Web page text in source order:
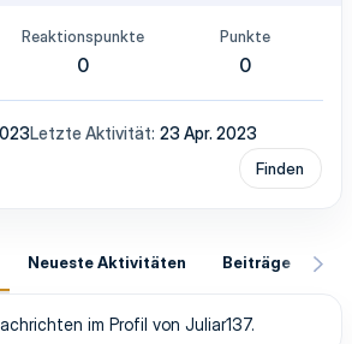
Reaktionspunkte
0
Punkte
0
Letzte Aktivität 23 Apr. 2023
Finden
Neueste Aktivitäten Beiträge
im Profil von Juliar137.